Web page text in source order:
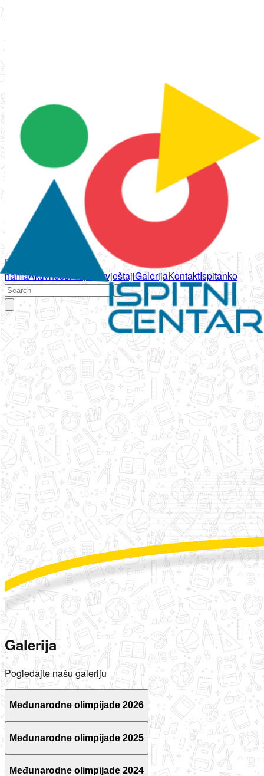
Početna
namaAktivnostiPropisi IzvještajiGalerijaKontaktIspitanko
Galerija
Pogledajte našu galeriju
Međunarodne olimpijade 2026
Međunarodne olimpijade 2025
Međunarodne olimpijade 2024